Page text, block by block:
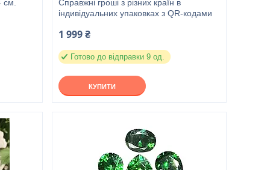
см.
Справжні гроші з різних країн в
індивідуальних упаковках з QR-кодами
1 999 ₴
Готово до відправки 9 од.
КУПИТИ